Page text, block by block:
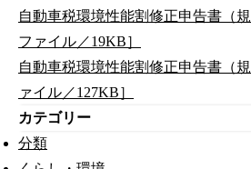
自動車税環境性能割修正申告書（
ファイル／19KB］
自動車税環境性能割修正申告書（
ァイル／127KB］
カテゴリー
分類